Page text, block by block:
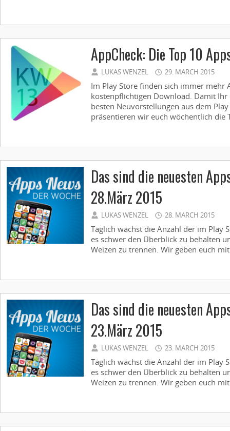
AppCheck: Die Top 10
LUKAS WENZEL 29. MARCH 2015
Im Play Store finden sich immer mehr
kostenpflichtigen Download. Damit
besten Neuvorstellungen aus dem
präsentieren wir euch wöchentlich die
Das sind die neuesten
28.März 2015
LUKAS WENZEL 28. MARCH 2015
Täglich wächst die Anzahl der im Play
es schwer den Überblick zu behalten
Weizen zu trennen. Wir geben euch
Das sind die neuesten
23.März 2015
LUKAS WENZEL 23. MARCH 2015
Täglich wächst die Anzahl der im Play
es schwer den Überblick zu behalten
Weizen zu trennen. Wir geben euch